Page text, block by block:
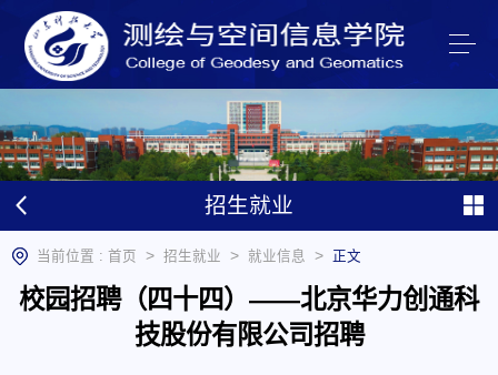
招生就业
当前位置 : 首页 > 招生就业 > 就业信息 > 正文
校园招聘（四十四）——北京华力创通科
技股份有限公司招聘